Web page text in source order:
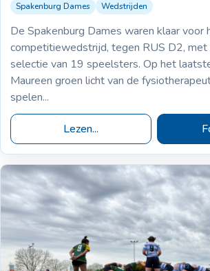
18-04-2026
Spakenburg
Dames
VS
12-39
Spakenburg Dames Wedstrijden
De Spakenburg Dames waren klaar voor
competitiewedstrijd, tegen RUS D2, met
selectie van 19 speelsters. Op het
Maureen groen licht van de
spelen...
Lezen...